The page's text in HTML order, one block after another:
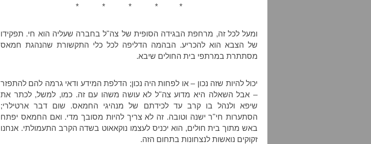
* * * * *
ומעל לכל זה, מרחפת הבגידה הסופית של צה"ל בחברה שעליה הוא חי. תפקידו
של הצבא הוא להכריע. הבהמה הדליפה לכל כלי התקשורת שהנהגת חמאס
מסתתרת במרתפי בית החולים שיבא.
יכול להיות שזה נכון – או לפחות היה נכון; הדלפת המידע ודאי גרמה להם להתפזר
– אבל השאלה היא מדוע צה"ל לא עושה משהו עם זה. כמו, למשל, לכתר את
שיפא ולנהל בו קרב עד לכידתם של מנהיגי החמאס. שום דבר ארטילרי;
הסתערות חי"ר ישנה וטובה. זה לא צריך להיות מסובך מדי. ואם החמאס יפתח
באש מתוך בית חולים, הוא יכניס לעצמו נוקאאוט בשדה הקרב התעמולתי. אנחנו
זקוקים נואשות לנצחונות בתחום הזה.